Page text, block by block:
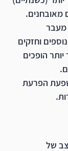
מאובחנים.
מעבר
וחזקים
יותר הופכים
הפרעת
של